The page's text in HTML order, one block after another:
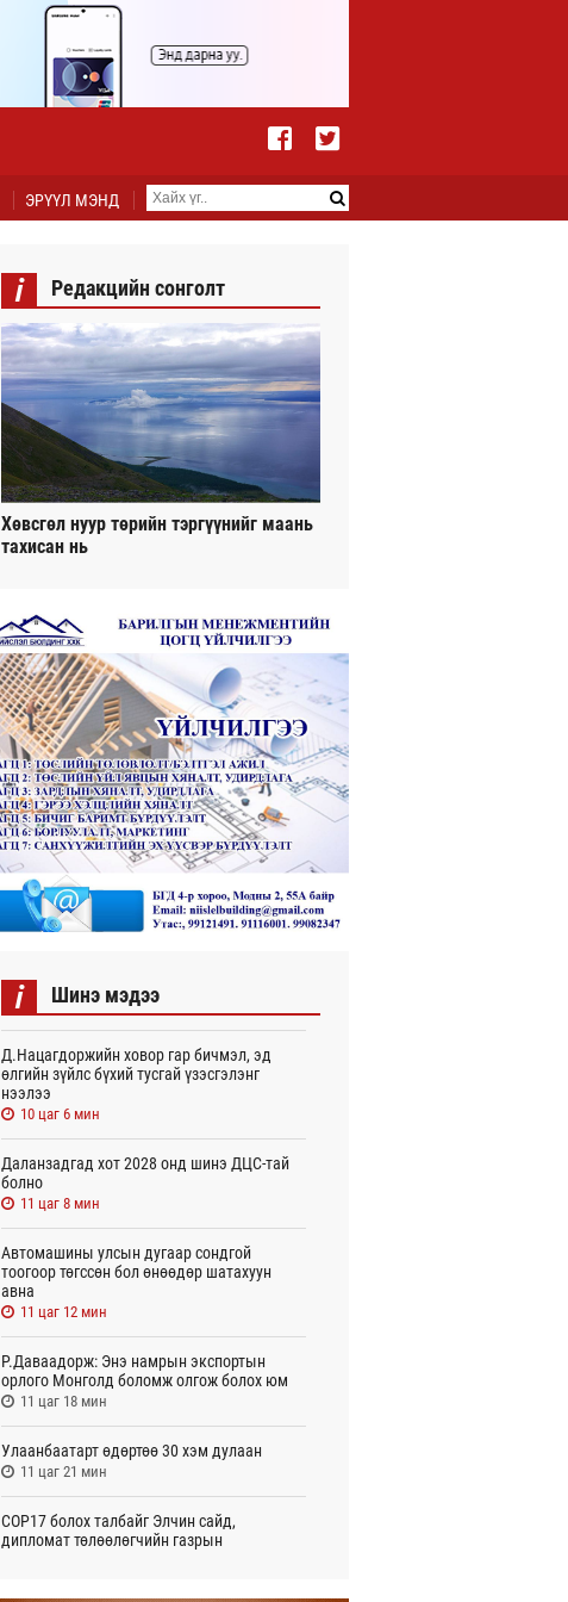
ЭРҮҮЛ МЭНД
i Редакцийн сонголт
Хөвсгөл нуур төрийн тэргүүнийг маань
тахисан нь
i Шинэ мэдээ
Д.Нацагдоржийн ховор гар бичмэл, эд
өлгийн зүйлс бүхий тусгай үзэсгэлэнг
нээлээ
10 цаг 6 мин
Даланзадгад хот 2028 онд шинэ ДЦС-тай
болно
11 цаг 8 мин
Автомашины улсын дугаар сондгой
тоогоор төгссөн бол өнөөдөр шатахуун
авна
11 цаг 12 мин
Р.Даваадорж: Энэ намрын экспортын
орлого Монголд боломж олгож болох юм
11 цаг 18 мин
Улаанбаатарт өдөртөө 30 хэм дулаан
11 цаг 21 мин
СОР17 болох талбайг Элчин сайд,
дипломат төлөөлөгчийн газрын